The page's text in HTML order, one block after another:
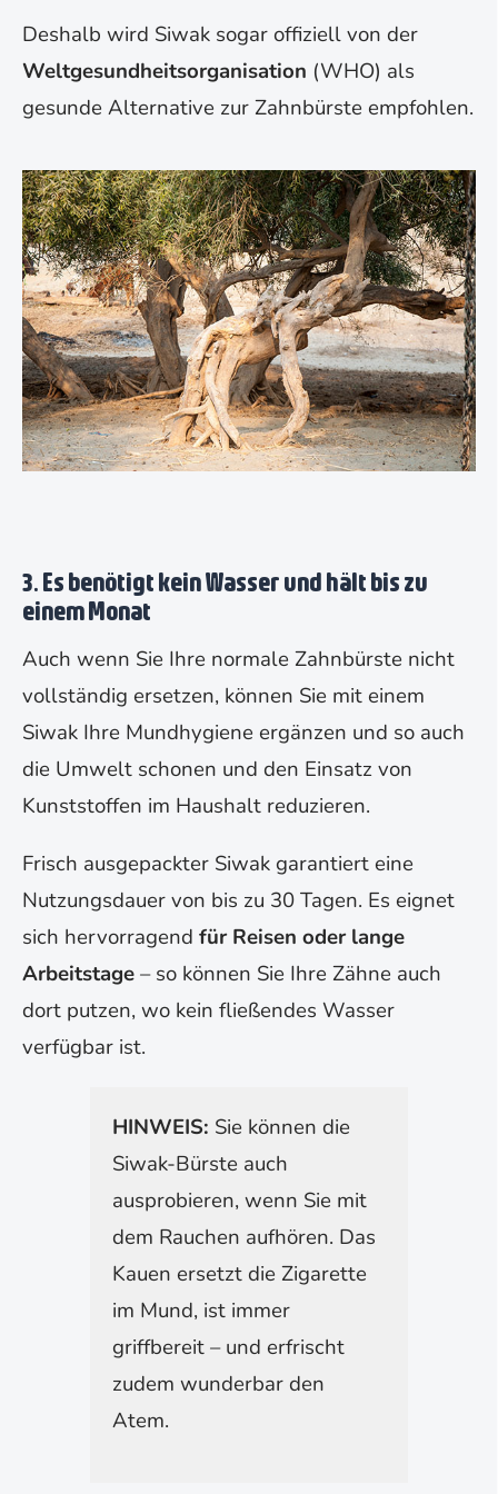
Deshalb wird Siwak sogar offiziell von der
Weltgesundheitsorganisation (WHO) als
gesunde Alternative zurZahnbürste empfohlen.
3. Es benötigt kein Wasser und hält bis zu
einem Monat
Auch wenn Sie Ihre normale Zahnbürste nicht
vollständig ersetzen, können Sie mit einem
Siwak Ihre Mundhygiene ergänzen und so auch
die Umwelt schonen und den Einsatz von
Kunststoffen im Haushalt reduzieren.
Frisch ausgepackter Siwak garantiert eine
Nutzungsdauer von bis zu 30 Tagen. Es eignet
sich hervorragend für Reisen oder lange
Arbeitstage– so können Sie Ihre Zähne auch
dort putzen, wo kein fließendes Wasser
verfügbar ist.
HINWEIS: Sie können die
Siwak-Bürste auch
ausprobieren, wenn Sie mit
dem Rauchen aufhören. Das
Kauen ersetzt die Zigarette
im Mund, ist immer
griffbereit – und erfrischt
zudem wunderbar den
Atem.